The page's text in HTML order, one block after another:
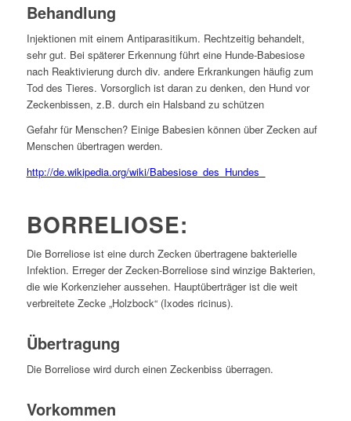
Behandlung
Injektionen mit einem Antiparasitikum. Rechtzeitig behandelt,
sehr gut. Bei späterer Erkennung führt eine Hunde-Babesiose
nach Reaktivierung durch div. andere Erkrankungen häufig zum
Tod des Tieres. Vorsorglich ist daran zu denken, den Hund vor
Zeckenbissen, z.B. durch ein Halsband zu schützen
Gefahr für Menschen? Einige Babesien können über Zecken auf
Menschen übertragen werden.
http://de.wikipedia.org/wiki/Babesiose_des_Hundes
BORRELIOSE:
Die Borreliose ist eine durch Zecken übertragene bakterielle
Infektion. Erreger der Zecken-Borreliose sind winzige Bakterien,
die wie Korkenzieher aussehen. Hauptüberträger ist die weit
verbreitete Zecke „Holzbock“ (Ixodes ricinus).
Übertragung
Die Borreliose wird durch einen Zeckenbiss überragen.
Vorkommen